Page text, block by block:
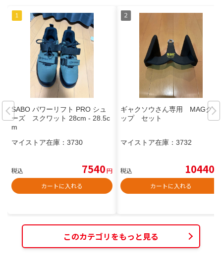
SABO パワーリフト PRO シュ
ーズ スクワット 28cm - 28.5c
m
マイストア在庫： 3730
税込 7540円
カートに入れる
ギャクソウさん専用 MAGグリ
ップ セット
マイストア在庫： 3732
税込 10440
カートに入れる
このカテゴリをもっと見る